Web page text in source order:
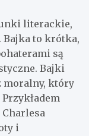
literackie,
Bajka to krótka,
są
Bajki
moralny, który
i